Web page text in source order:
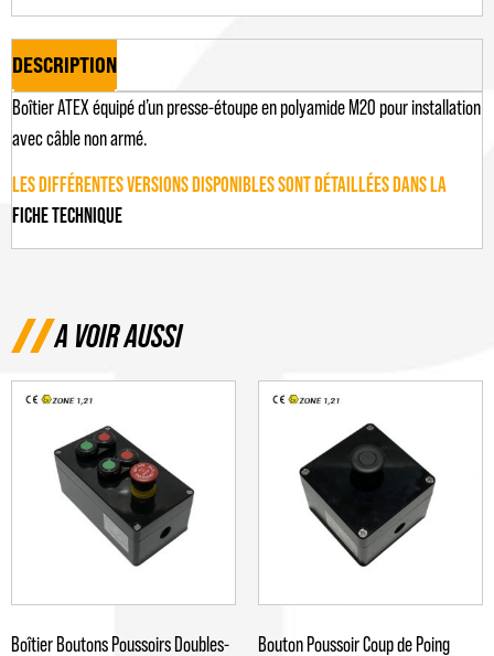
DESCRIPTION
Boîtier ATEX équipé d’un presse-étoupe en polyamide M20 pour installation
avec câble non armé.
LES DIFFÉRENTES VERSIONS DISPONIBLES SONT DÉTAILLÉES DANS LA
FICHE TECHNIQUE
A VOIR AUSSI
Boîtier Boutons Poussoirs Doubles-
Bouton Poussoir Coup de Poing